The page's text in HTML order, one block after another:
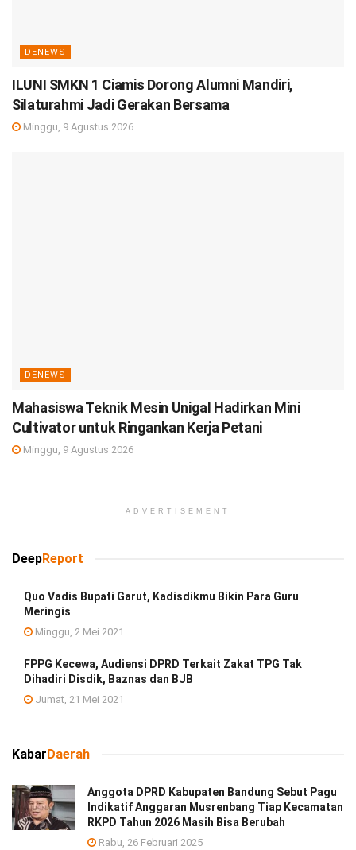
DENEWS
ILUNI SMKN 1 Ciamis Dorong Alumni Mandiri,
Silaturahmi Jadi Gerakan Bersama
Minggu, 9 Agustus 2026
DENEWS
Mahasiswa Teknik Mesin Unigal Hadirkan Mini
Cultivator untuk Ringankan Kerja Petani
Minggu, 9 Agustus 2026
ADVERTISEMENT
DeepReport
Quo Vadis Bupati Garut, Kadisdikmu Bikin Para Guru
Meringis
Minggu, 2 Mei 2021
FPPG Kecewa, Audiensi DPRD Terkait Zakat TPG Tak
Dihadiri Disdik, Baznas dan BJB
Jumat, 21 Mei 2021
Kabar Daerah
Anggota DPRD Kabupaten Bandung Sebut Pagu
Indikatif Anggaran Musrenbang Tiap Kecamatan
RKPD Tahun 2026 Masih Bisa Berubah
Rabu, 26 Februari 2025